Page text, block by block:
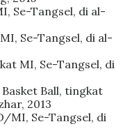
Se-Tangsel, di al-
Se-Tangsel, di al-
MI, Se-Tangsel, di
Ball, tingkat
2013
MI, Se-Tangsel, di